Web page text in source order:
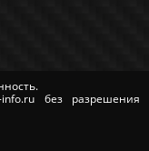
без разрешения